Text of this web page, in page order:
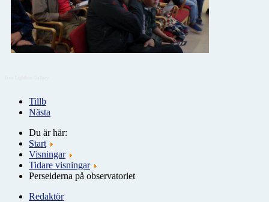
Tillb
Nästa
Du är här:
Start
Visningar
Tidare visningar
Perseiderna på observatoriet
Redaktör